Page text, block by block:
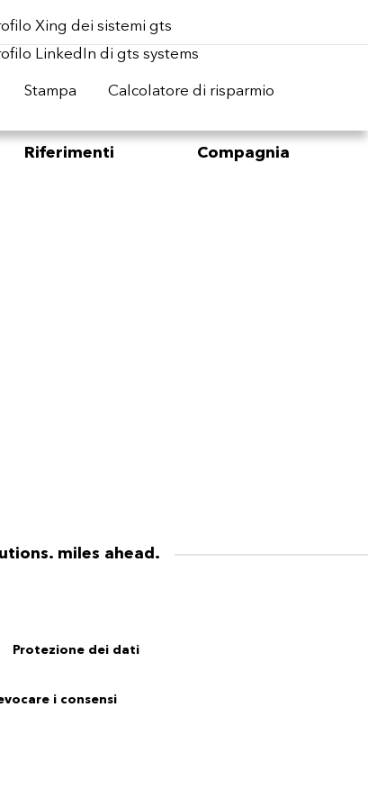
Stampa Calcolatore di risparmio
Riferimenti Compagnia
miles ahead.
Protezione dei dati
i consensi